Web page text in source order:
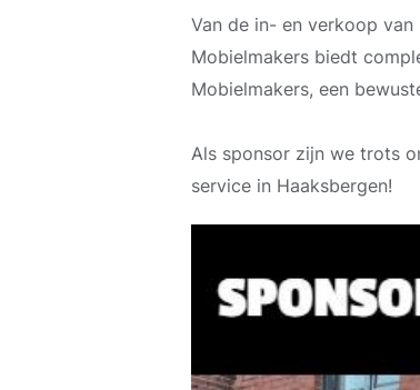
Van de in- en verkoop
Mobielmakers biedt
Mobielmakers, een
Als sponsor zijn we trots
service in Haaksbergen!